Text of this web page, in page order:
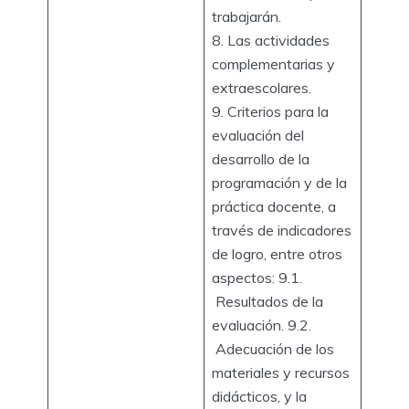
trabajarán.
8. Las actividades
complementarias y
extraescolares.
9. Criterios para la
evaluación del
desarrollo de la
programación y de la
práctica docente, a
través de indicadores
de logro, entre otros
aspectos: 9.1.
Resultados de la
evaluación. 9.2.
Adecuación de los
materiales y recursos
didácticos, y la